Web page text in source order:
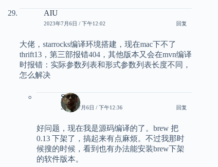
AIU
2023年7月6日 / 下午12:02 回复
大佬，starrocks编译环境搭建，现在mac下不了
thrift13，第三部报错404，其他版本又会在mvn编译
时报错：实际参数列表和形式参数列表长度不同，
怎么解决
Smith
2023年7月6日 / 下午12:36 回复
好问题，现在我是源码编译的了。brew 把
0.13 下架了，搞起来有点麻烦。不过我那时
候搜的时候，看到也有办法能安装brew下架
的软件版本。